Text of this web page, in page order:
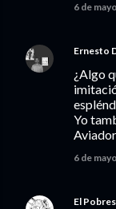
6 de
Ernesto
¿Algo
Yo
6 de
El